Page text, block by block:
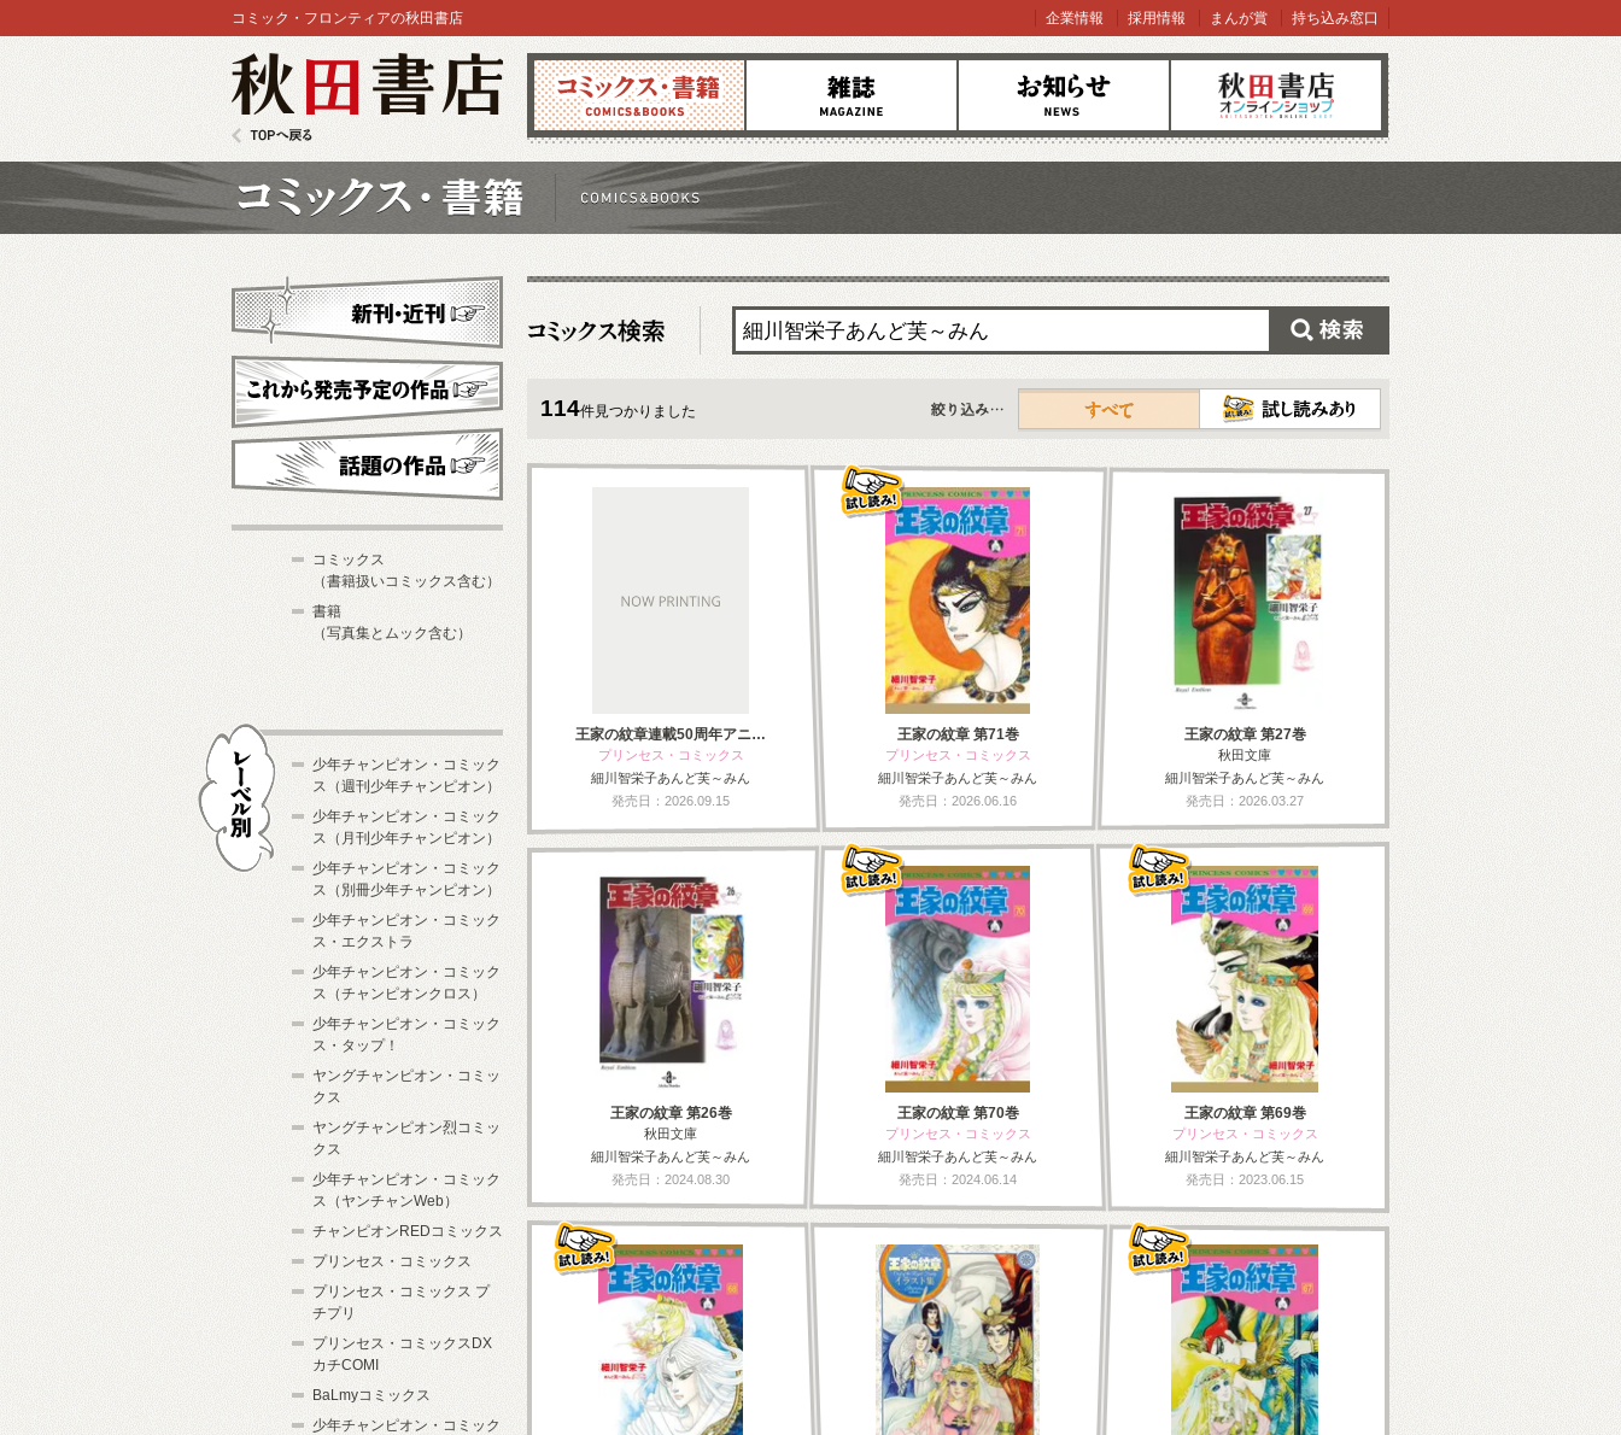
コミックス 雑誌 お知らせ オンラインショップ
コミック・フロンティアの秋田書店 企業情報 採用情報 まんが賞 持ち込み窓口
114件見つかりました
すべて
王家の紋章連載50周年アニ…
プリンセス・コミックス
細川智栄子あんど芙～みん
発売日：2026.09.15
王家の紋章 第71巻
プリンセス・コミックス
細川智栄子あんど芙～みん
発売日：2026.06.16
王家の紋章 第27巻
秋田文庫
細川智栄子あんど芙～みん
発売日：2026.03.27
王家の紋章 第26巻
秋田文庫
細川智栄子あんど芙～みん
発売日：2024.08.30
王家の紋章 第70巻
プリンセス・コミックス
細川智栄子あんど芙～みん
発売日：2024.06.14
王家の紋章 第69巻
プリンセス・コミックス
細川智栄子あんど芙～みん
発売日：2023.06.15
新刊・近刊
これから発売予定
コミックス
（書籍扱いコミックス含む）
書籍
（写真集とムック含む）
少年チャンピオン・コミック
ス（週刊少年チャンピオン）
少年チャンピオン・コミック
ス（月刊少年チャンピオン）
少年チャンピオン・コミック
ス（別冊少年チャンピオン）
少年チャンピオン・コミック
ス・エクストラ
少年チャンピオン・コミック
ス（チャンピオンクロス）
少年チャンピオン・コミック
ス・タップ！
ヤングチャンピオン・コミッ
クス
ヤングチャンピオン烈コミッ
クス
少年チャンピオン・コミック
ス（ヤンチャンWeb）
チャンピオンREDコミックス
プリンセス・コミックス
プリンセス・コミックス プ
チプリ
プリンセス・コミックスDX
カチCOMI
BaLmyコミックス
少年チャンピオン・コミック